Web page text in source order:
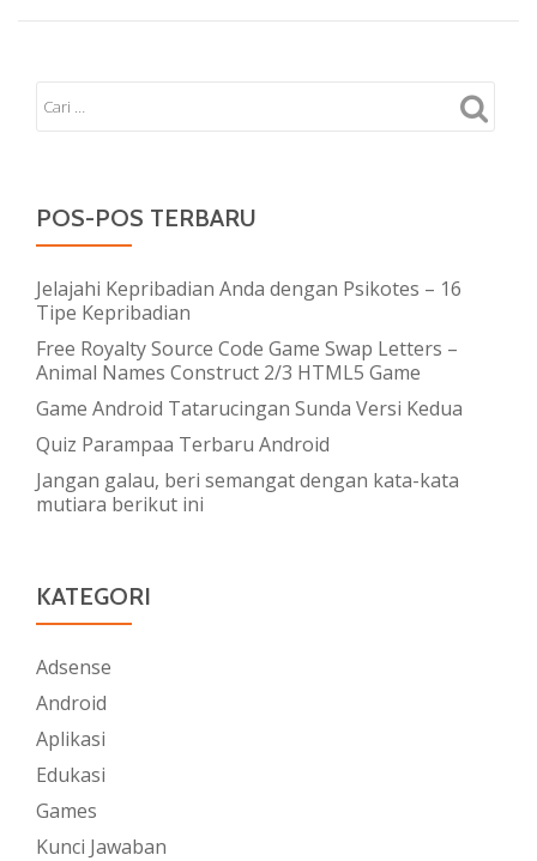
POS-POS TERBARU
Jelajahi Kepribadian Anda dengan Psikotes – 16
Tipe Kepribadian
Free Royalty Source Code Game Swap Letters –
Animal Names Construct 2/3 HTML5 Game
Game Android Tatarucingan Sunda Versi Kedua
Quiz Parampaa Terbaru Android
Jangan galau, beri semangat dengan kata-kata
mutiara berikut ini
KATEGORI
Adsense
Android
Aplikasi
Edukasi
Games
Kunci Jawaban